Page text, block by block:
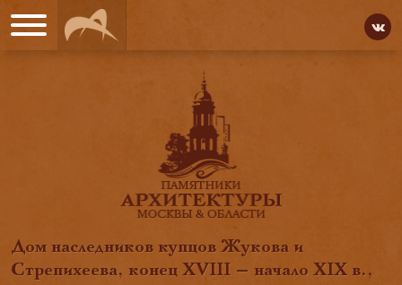
Дом наследников купцов Жукова и
Стрепихеева, конец XVIII — начало XIX в.,